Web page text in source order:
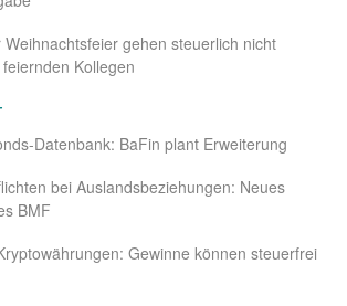
gehen steuerlich nicht
Kollegen
Datenbank: BaFin plant Erweiterung
bei Auslandsbeziehungen: Neues
BMF
Gewinne können steuerfrei